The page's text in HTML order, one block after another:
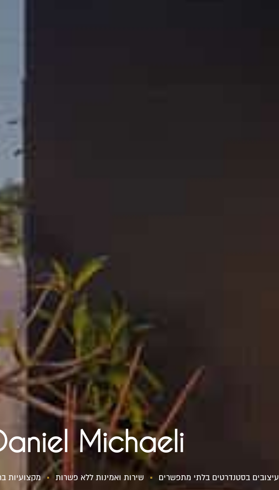
Michaeli
עיצובים בסטנדרטים בלתי מתפשרים שירות ואמינות ללא פשרות מקצועיות